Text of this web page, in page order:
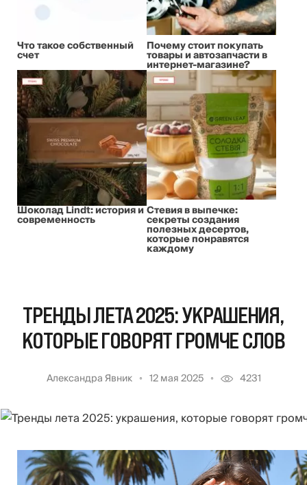
Что такое собственный
счет
Почему стоит покупать
товары и автозапчасти в
интернет-магазине?
Шоколад Lindt: история и
современность
Стевия в выпечке:
секреты создания
полезных десертов,
которые понравятся
каждому
ТРЕНДЫ ЛЕТА 2025: УКРАШЕНИЯ,
КОТОРЫЕ ГОВОРЯТ ГРОМЧЕ СЛОВ
Александра Явник 12 мая 2025 4231